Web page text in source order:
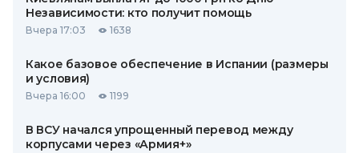
Независимости: кто получит помощь
Вчера 17:03 1638
Какое базовое обеспечение в Испании (размеры
и условия)
Вчера 16:00 1199
В ВСУ начался упрощенный перевод между
корпусами через «Армия+»